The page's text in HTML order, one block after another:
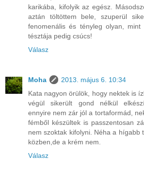
karikába, kifolyik az egész.
aztán töltöttem bele, szuperül
fenomenális és tényleg olyan,
tésztája pedig csúcs!
Válasz
Moha
2013. május 6. 10:34
Kata nagyon örülök, hogy nektek is
végül sikerült gond nélkül
ennyire nem zár jól a tortaformád,
fémből készültek is passzentosan
nem szoktak kifolyni. Néha a hígabb
közben,de a krém nem.
Válasz